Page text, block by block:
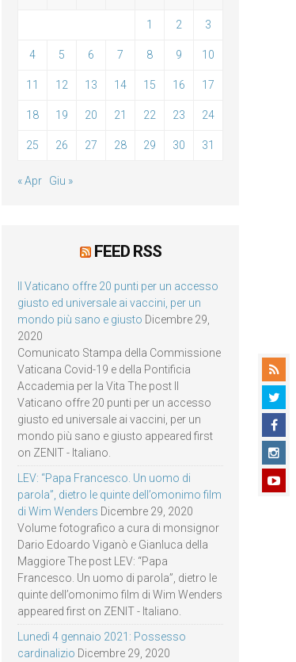
1 2 3
4 5 6 7 8 9 10
11 12 13 14 15 16 17
18 19 20 21 22 23 24
25 26 27 28 29 30 31
« Apr Giu »
FEED RSS
Il Vaticano offre 20 punti per un accesso
giusto ed universale ai vaccini, per un
mondo più sano e giusto Dicembre 29,
2020
Comunicato Stampa della Commissione
Vaticana Covid-19 e della Pontificia
Accademia per la Vita The post Il
Vaticano offre 20 punti per un accesso
giusto ed universale ai vaccini, per un
mondo più sano e giusto appeared first
on ZENIT - Italiano.
LEV: “Papa Francesco. Un uomo di
parola”, dietro le quinte dell’omonimo film
di Wim Wenders Dicembre 29, 2020
Volume fotografico a cura di monsignor
Dario Edoardo Viganò e Gianluca della
Maggiore The post LEV: “Papa
Francesco. Un uomo di parola”, dietro le
quinte dell’omonimo film di Wim Wenders
appeared first on ZENIT - Italiano.
Lunedì 4 gennaio 2021: Possesso
cardinalizio Dicembre 29, 2020